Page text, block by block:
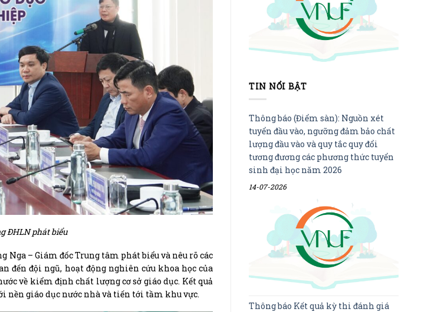
ĐHLN phát biểu
Nga – Giám đốc Trung tâm phát biểu và nêu rõ các
đến đội ngũ, hoạt động nghiên cứu khoa học của
về kiểm định chất lượng cơ sở giáo dục. Kết quả
nền giáo dục nước nhà và tiến tới tầm khu vực.
TIN NỔI BẬT
Thông báo (Điểm sàn): Nguồn xét
tuyển đầu vào, ngưỡng đảm bảo chất
lượng đầu vào và quy tắc quy đổi
tương đương các phương thức tuyển
sinh đại học năm 2026
14-07-2026
Thông báo Kết quả kỳ thi đánh giá